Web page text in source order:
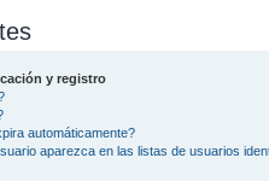
y registro
automáticamente?
aparezca en las listas de usuarios